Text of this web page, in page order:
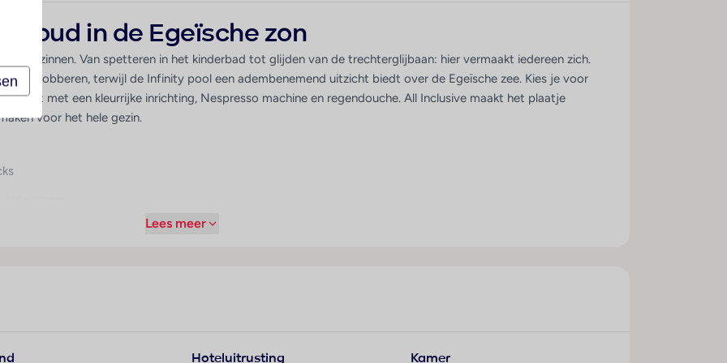
oud in de Egeïsche zon
gezinnen. Van spetteren in het kinderbad tot glijden van de trechterglijbaan: hier vermaakt iedereen zich.
te dobberen, terwijl de Infinity pool een adembenemend uitzicht biedt over de Egeïsche zee. Kies je voor
met een kleurrijke inrichting, Nespresso machine en regendouche. All Inclusive maakt het plaatje
voor het hele gezin.
Lees meer
Hoteluitrusting Kamer